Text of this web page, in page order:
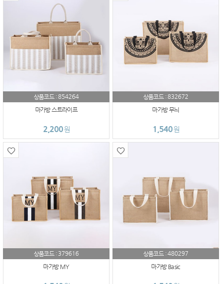
상품코드 :854264
마가방 스트라이프
2,200원
상품코드 :832672
마가방 무늬
1,540원
상품코드 : 379616
마가방 MY
상품코드 :480297
마가방 Basic